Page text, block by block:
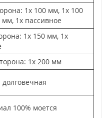
1x 100 мм, 1x 100
1x пассивное
1x 150 мм, 1x
1x 200 мм
100% моется